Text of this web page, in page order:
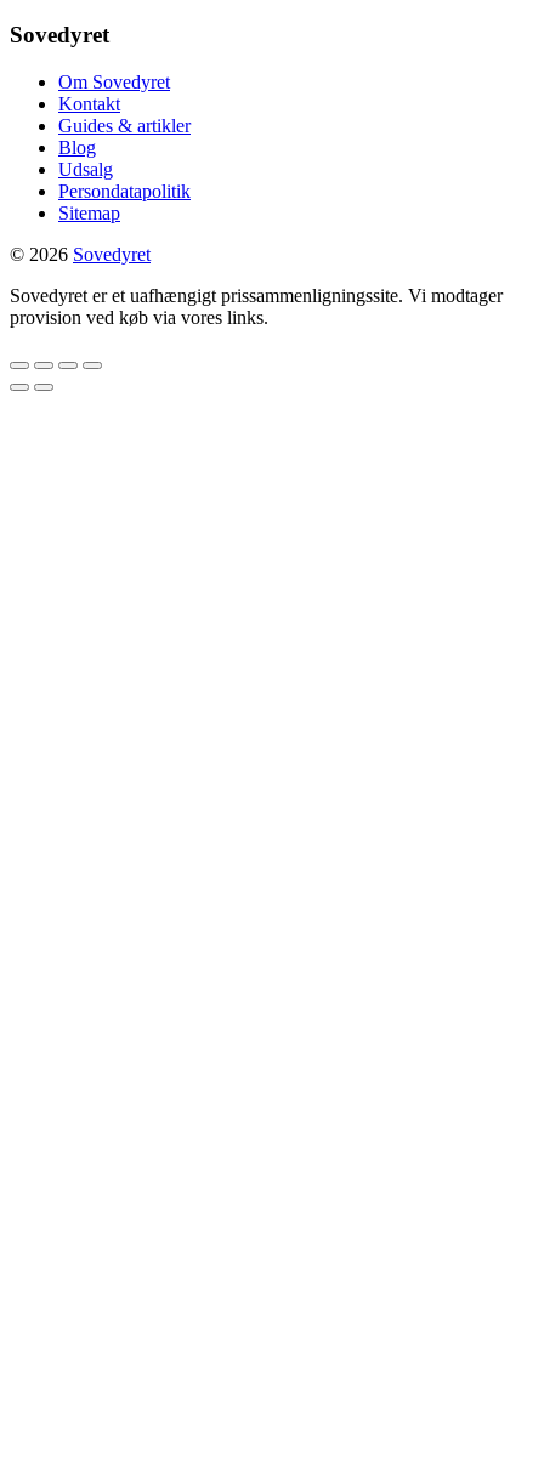
Sovedyret
Om Sovedyret
Kontakt
Guides & artikler
Blog
Udsalg
Persondatapolitik
Sitemap
© 2026 Sovedyret
Sovedyret er et uafhængigt prissammenligningssite. Vi modtager
provision ved køb via vores links.